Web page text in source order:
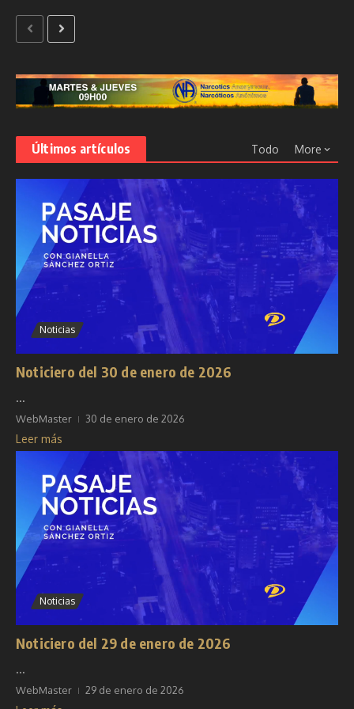
Últimos artículos Todo More
Noticias
Noticiero del 30 de enero de 2026
...
WebMaster 30 de enero de 2026
Leer más
Noticias
Noticiero del 29 de enero de 2026
...
WebMaster 29 de enero de 2026